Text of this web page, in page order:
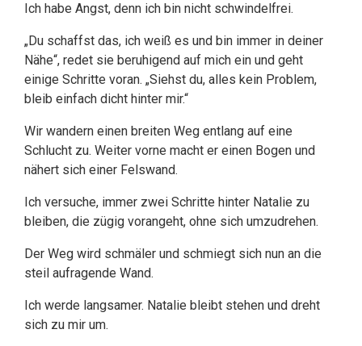
Ich habe Angst, denn ich bin nicht schwindelfrei.
„Du schaffst das, ich weiß es und bin immer in deiner
Nähe“, redet sie beruhigend auf mich ein und geht
einige Schritte voran. „Siehst du, alles kein Problem,
bleib einfach dicht hinter mir.“
Wir wandern einen breiten Weg entlang auf eine
Schlucht zu. Weiter vorne macht er einen Bogen und
nähert sich einer Felswand.
Ich versuche, immer zwei Schritte hinter Natalie zu
bleiben, die zügig vorangeht, ohne sich umzudrehen.
Der Weg wird schmäler und schmiegt sich nun an die
steil aufragende Wand.
Ich werde langsamer. Natalie bleibt stehen und dreht
sich zu mir um.